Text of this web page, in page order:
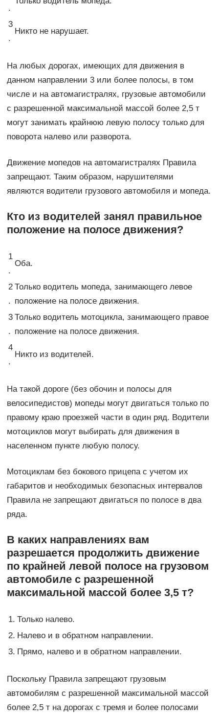
.
3
.
Никто не нарушает.
На любых дорогах, имеющих для движения в
данном направлении 3 или более полосы, в том
числе и на автомагистралях, грузовые автомобили
с разрешенной максимальной массой более 2,5 т
могут занимать крайнюю левую полосу только для
поворота налево или разворота.
Движение мопедов на автомагистралях Правила
запрещают. Таким образом, нарушителями
являются водители грузового автомобиля и мопеда.
Кто из водителей занял правильное
положение на полосе движения?
1
.
Оба.
2
.
Только водитель мопеда, занимающего левое
положение на полосе движения.
3
.
Только водитель мотоцикла, занимающего правое
положение на полосе движения.
4
.
Никто из водителей.
На такой дороге (без обочин и полосы для
велосипедистов) мопеды могут двигаться только по
правому краю проезжей части в один ряд. Водители
мотоциклов могут выбирать для движения в
населенном пункте любую полосу.
Мотоциклам без бокового прицепа с учетом их
габаритов и необходимых безопасных интервалов
Правила не запрещают двигаться по полосе в два
ряда.
В каких направлениях вам
разрешается продолжить движение
по крайней левой полосе на грузовом
автомобиле с разрешенной
максимальной массой более 3,5 т?
1. Только налево.
2. Налево и в обратном направлении.
3. Прямо, налево и в обратном направлении.
Поскольку Правила запрещают грузовым
автомобилям с разрешенной максимальной массой
более 2,5 т на дорогах с тремя и более полосами